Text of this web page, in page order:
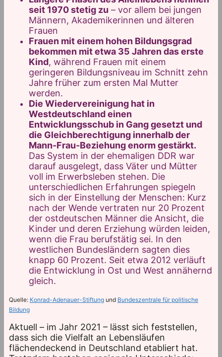
seit 1970 stetig zu – vor allem bei jungen
Männern, Akademikerinnen und älteren
Frauen
Frauen mit einem hohen Bildungsgrad
bekommen mit etwa 35 Jahren das erste
Kind, während Frauen mit einem
geringeren Bildungsniveau im Schnitt zehn
Jahre früher zum ersten Mal Mutter
werden.
Die Wiedervereinigung hat in
Westdeutschland einen
Entwicklungsschub in Gang gesetzt und
die Gleichberechtigung innerhalb der
Mann-Frau-Beziehung enorm gestärkt.
Das System in der ehemaligen DDR war
darauf ausgelegt, dass Väter und Mütter
voll im Erwerbsleben stehen. Die
unterschiedlichen Erfahrungen spiegeln
sich in der Einstellung der Menschen: Kurz
nach der Wende vertraten nur 20 Prozent
der ostdeutschen Männer die Ansicht, die
Kinder und deren Erziehung würden leiden,
wenn die Frau berufstätig sei. In den
westlichen Bundesländern sagten dies
knapp 60 Prozent. Seit etwa 2012 verläuft
die Entwicklung in Ost und West annähernd
gleich.
Quelle: Konrad-Adenauer-Stiftung und Bundeszentrale für politische
Bildung
Aktuell – im Jahr 2021 – lässt sich feststellen,
dass sich die Vielfalt an Lebensläufen
flächendeckend in Deutschland etabliert hat.